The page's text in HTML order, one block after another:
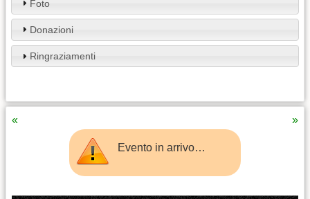
Foto
Donazioni
Ringraziamenti
« »
Evento in arrivo…